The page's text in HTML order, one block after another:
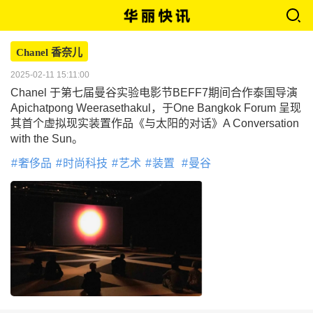
Chanel 香奈儿
2025-02-11 15:11:00
Chanel 于第七届曼谷实验电影节BEFF7期间合作泰国导演
Apichatpong Weerasethakul，于One Bangkok Forum 呈现
其首个虚拟现实装置作品《与太阳的对话》A Conversation
with the Sun。
奢侈品 时尚科技 艺术 装置 曼谷